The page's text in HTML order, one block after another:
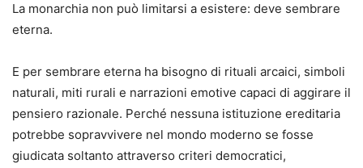
La monarchia non può limitarsi a esistere: deve sembrare
eterna.
E per sembrare eterna ha bisogno di rituali arcaici, simboli
naturali, miti rurali e narrazioni emotive capaci di aggirare il
pensiero razionale. Perché nessuna istituzione ereditaria
potrebbe sopravvivere nel mondo moderno se fosse
giudicata soltanto attraverso criteri democratici,